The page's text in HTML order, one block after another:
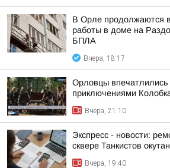
В Орле продолжаются
работы в доме на
БПЛА
Вчера, 18:17
Орловцы
приключениями
Вчера, 21:10
Экспресс - новости:
сквере Танкистов
Вчера, 19:40